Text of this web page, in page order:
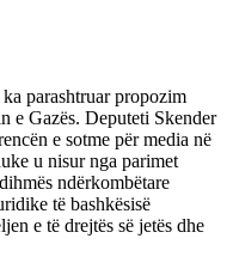
parashtruar propozim
e Gazës. Deputeti Skender
e sotme për media në
u nisur nga parimet
ndërkombëtare
të bashkësisë
e të drejtës së jetës dhe